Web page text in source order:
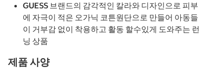
GUESS 브랜드의 감각적인 칼라와 디자인으로 피부
에 자극이 적은 오가닉 코튼원단으로 만들어 아동들
이 거부감 없이 착용하고 활동 할수있게 도와주는 런
닝 상품
제품 사양